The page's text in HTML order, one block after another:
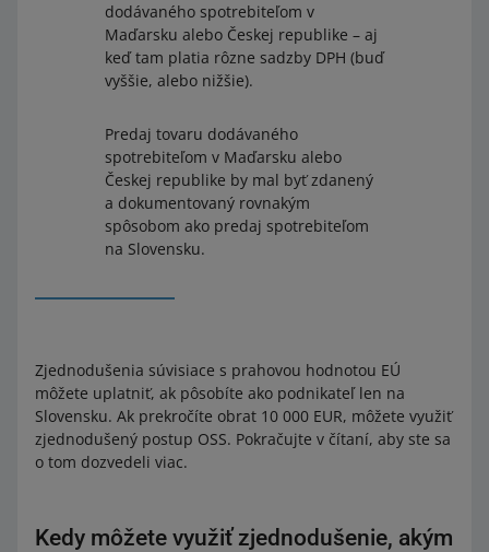
dodávaného spotrebiteľom v
Maďarsku alebo Českej republike – aj
keď tam platia rôzne sadzby DPH (buď
vyššie, alebo nižšie).
Predaj tovaru dodávaného
spotrebiteľom v Maďarsku alebo
Českej republike by mal byť zdanený
a dokumentovaný rovnakým
spôsobom ako predaj spotrebiteľom
na Slovensku.
Zjednodušenia súvisiace s prahovou hodnotou EÚ
môžete uplatniť, ak pôsobíte ako podnikateľ len na
Slovensku. Ak prekročíte obrat 10 000 EUR, môžete využiť
zjednodušený postup OSS. Pokračujte v čítaní, aby ste sa
o tom dozvedeli viac.
Kedy môžete využiť zjednodušenie, akým